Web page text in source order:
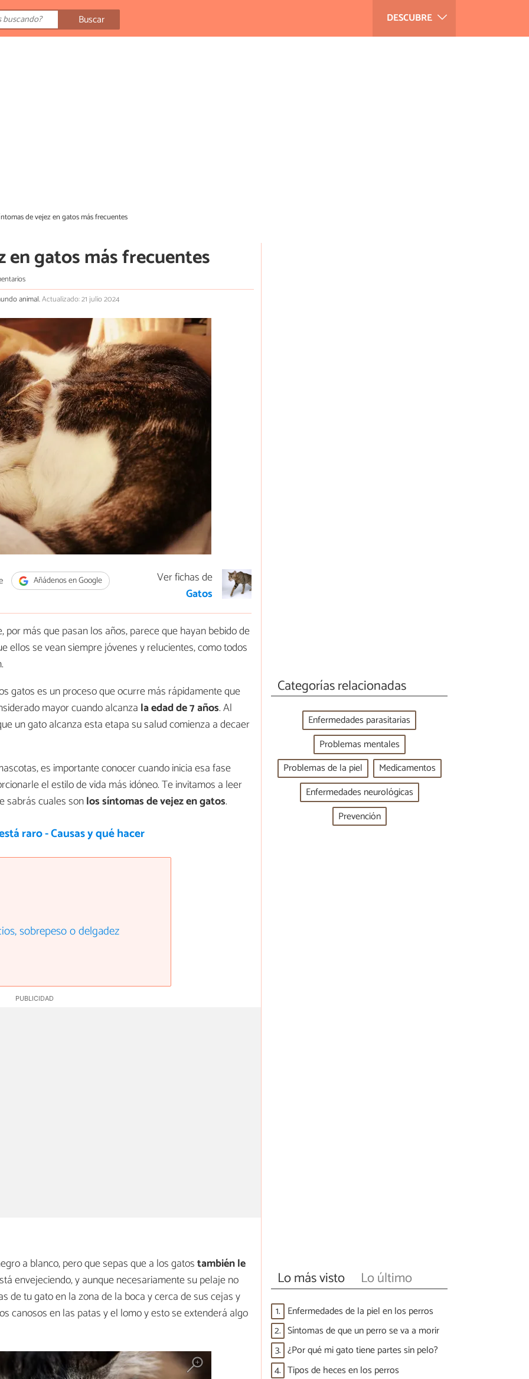
DESCUBRE
Buscar
de vejez en gatos más frecuentes
en gatos más frecuentes
animal.Actualizado: 21 julio 2024
Añádenos en Google
Ver fichas de
Gatos
más que pasan los años, parece que hayan bebido de
ellos se vean siempre jóvenes y relucientes, como todos
gatos es un proceso que ocurre más rápidamente que
mayor cuando alcanza la edad de 7 años. Al
un gato alcanza esta etapa su salud comienza a decaer
es importante conocer cuando inicia esa fase
el estilo de vida más idóneo. Te invitamos a leer
sabrás cuales sonlos síntomas de vejez en gatos.
raro - Causas y qué hacer
sobrepeso o delgadez
a blanco, pero que sepas que a los gatostambién le
envejeciendo, y aunque necesariamente su pelaje no
de tu gato en la zona de la boca y cerca de sus cejas y
canosos en las patas y el lomo y esto se extenderá algo
Categorías relacionadas
Enfermedades parasitarias
Problemas mentales
Problemas de la piel
Medicamentos
Enfermedades neurológicas
Prevención
Lo más visto Lo último
1. Enfermedades de la piel en los perros
2. Síntomas de que un perro se va a morir
3. ¿Por qué mi gato tiene partes sin pelo?
4. Tipos de heces en los perros